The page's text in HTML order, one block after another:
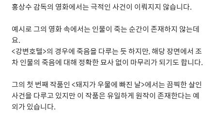
홍상수 감독의 영화에서는 극적인 사건이 이뤄지지 않습니다.
예시로 그의 영화 속에서는 인물이 죽는 순간이 존재하지 않는데
요.
<강변호텔>의 경우에 죽음을 다루는 듯 하지만,해당 장면에서 조
차 인물의 죽음에 대해 정확한 묘사 없이 마무리가 되기도 합니다.
그의 첫 번째 작품인 <돼지가 우물에 빠진 날>에서는 끔찍한 살인
사건을 다루고 있지만 이 작품은 유일하게 원작이 존재한다는 예
외가 있습니다.